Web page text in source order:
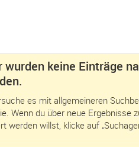
wurden keine Einträge
es mit allgemeineren
Wenn du über neue Ergebnisse
werden willst, klicke auf